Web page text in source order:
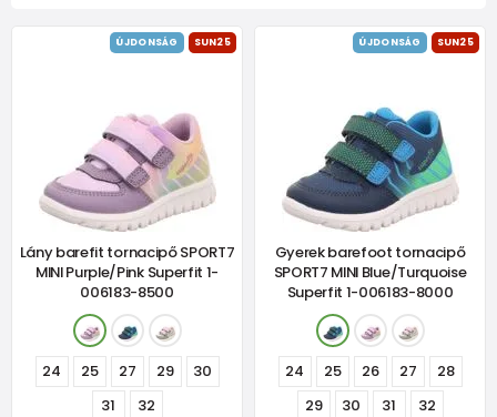
ÚJDONSÁG SUN25
Lány barefit tornacipő SPORT7
MINI Purple/Pink Superfit 1-
006183-8500
24 25 27 29
30
31
32
ÚJDONSÁG SUN25
Gyerek barefoot tornacipő
SPORT7 MINI Blue/Turquoise
Superfit 1-006183-8000
24 25 26 27
28
29
30 31 32